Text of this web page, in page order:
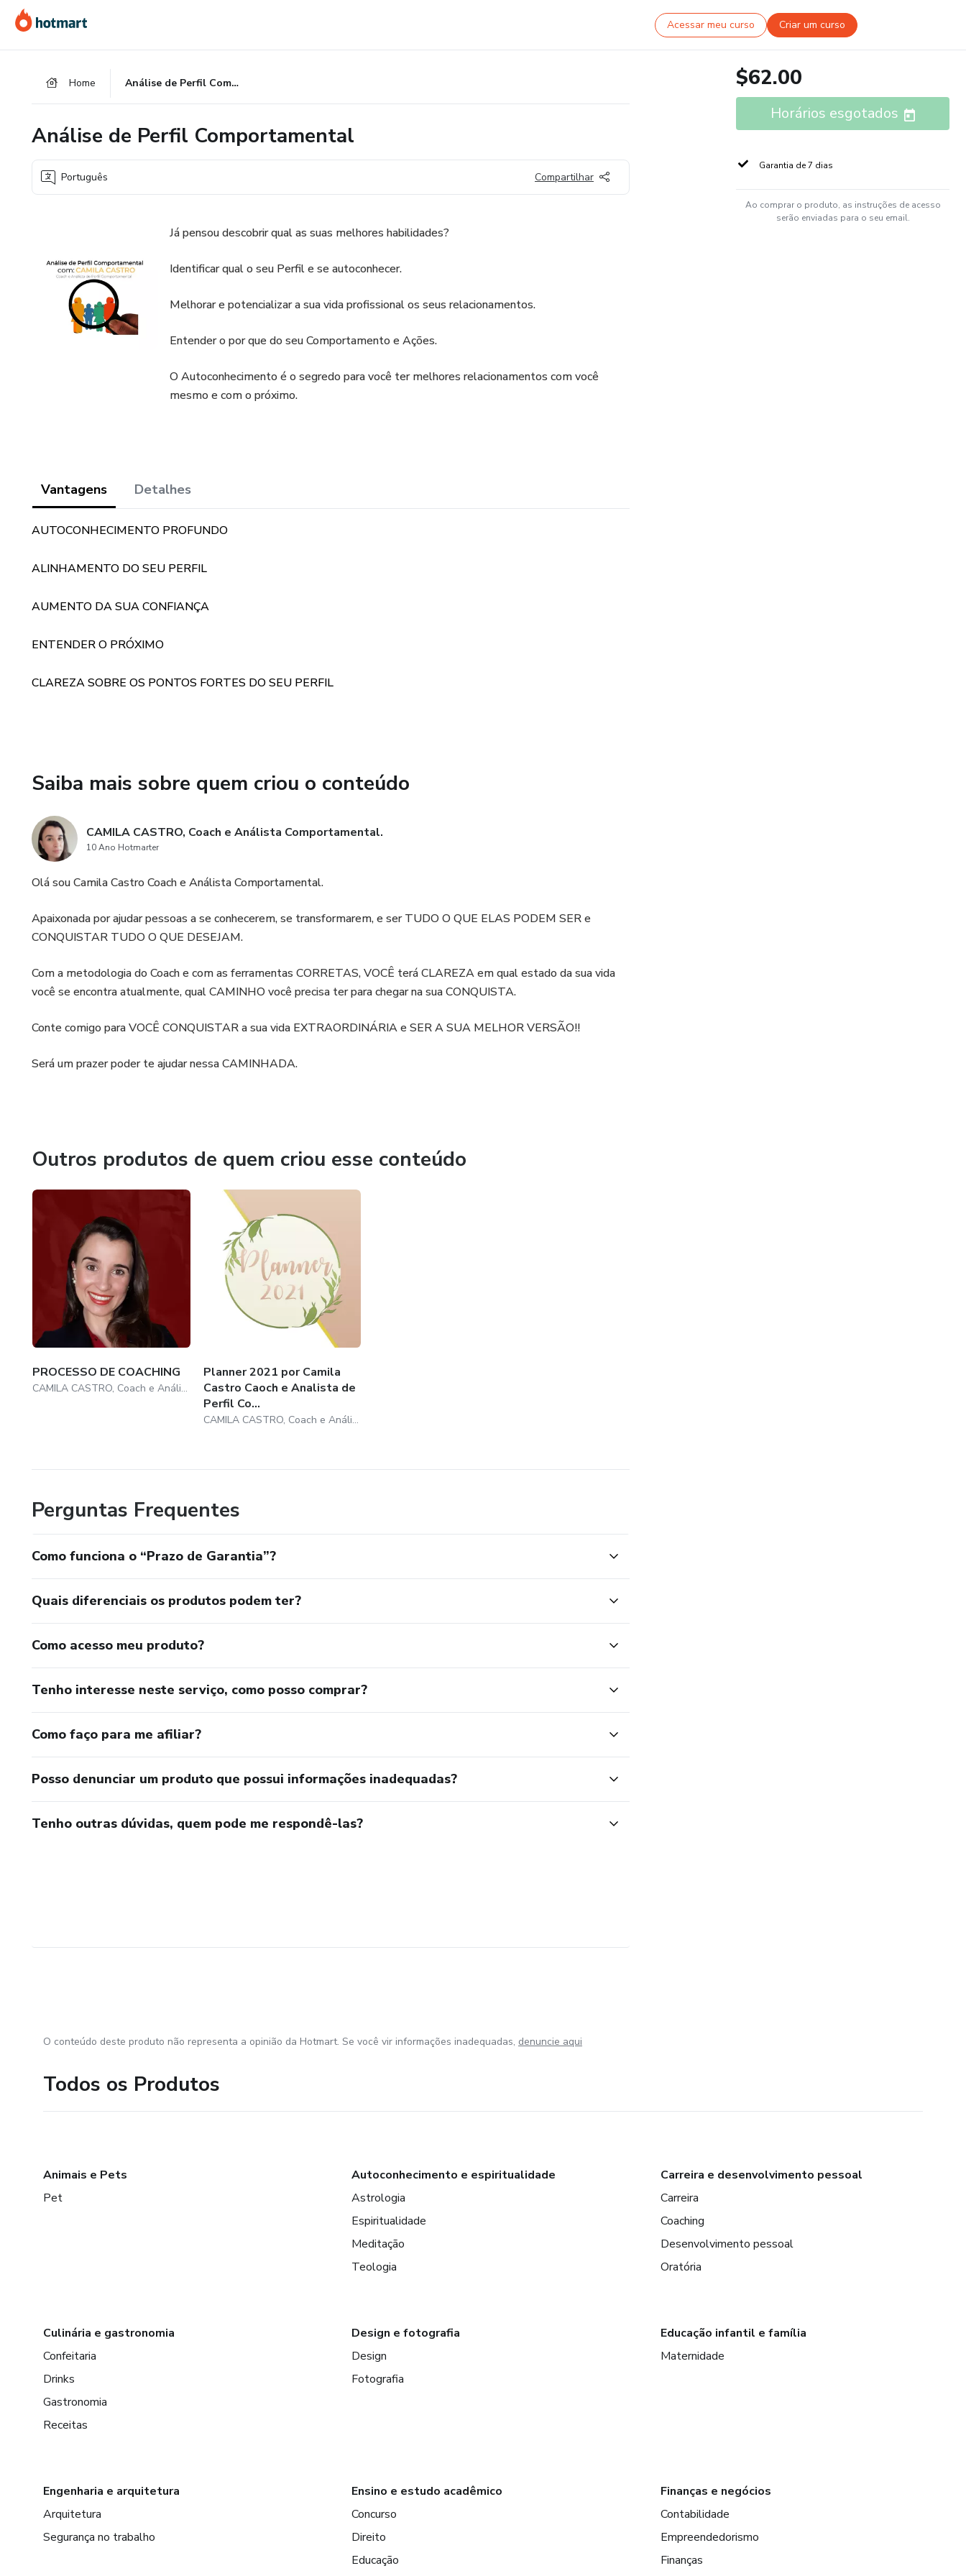
para
o
para
o
para
o
Acessar meu curso Criar um curso
Home Análise de Perfil Comportamental
Análise de Perfil Comportamental
Português Compartilhar
Já pensou descobrir qual as suas melhores habilidades?
Identificar qual o seu Perfil e se autoconhecer.
Melhorar e potencializar a sua vida profissional os seus relacionamentos.
Entender o por que do seu Comportamento e Ações.
O Autoconhecimento é o segredo para você ter melhores relacionamentos com você
mesmo e com o próximo.
Vantagens Detalhes
AUTOCONHECIMENTO PROFUNDO
ALINHAMENTO DO SEU PERFIL
AUMENTO DA SUA CONFIANÇA
ENTENDER O PRÓXIMO
CLAREZA SOBRE OS PONTOS FORTES DO SEU PERFIL
Saiba mais sobre quem criou o conteúdo
CAMILA CASTRO, Coach e Análista Comportamental.
10 Ano Hotmarter
Olá sou Camila Castro Coach e Análista Comportamental.
Apaixonada por ajudar pessoas a se conhecerem, se transformarem, e ser TUDO O QUE ELAS PODEM SER e
CONQUISTAR TUDO O QUE DESEJAM.
Com a metodologia do Coach e com as ferramentas CORRETAS, VOCÊ terá CLAREZA em qual estado da sua vida
você se encontra atualmente, qual CAMINHO você precisa ter para chegar na sua CONQUISTA.
Conte comigo para VOCÊ CONQUISTAR a sua vida EXTRAORDINÁRIA e SER A SUA MELHOR VERSÃO!!
Será um prazer poder te ajudar nessa CAMINHADA.
Outros produtos de quem criou esse conteúdo
PROCESSO DE COACHING
CAMILA CASTRO, Coach e Análista Comportamental.
Planner 2021 por Camila
Castro Caoch e Analista de
Perfil Co...
CAMILA CASTRO, Coach e Análista Comportamental.
Perguntas Frequentes
Como funciona o “Prazo de Garantia”?
Quais diferenciais os produtos podem ter?
Como acesso meu produto?
Tenho interesse neste serviço, como posso comprar?
Como faço para me afiliar?
Posso denunciar um produto que possui informações inadequadas?
Tenho outras dúvidas, quem pode me respondê-las?
$62.00
Horários esgotados
Garantia de 7 dias
Ao comprar o produto, as instruções de acesso
serão enviadas para o seu email.
O conteúdo deste produto não representa a opinião da Hotmart. Se você vir informações inadequadas, denuncie aqui
Todos os Produtos
Animais e Pets
Pet
Autoconhecimento e espiritualidade
Astrologia
Espiritualidade
Meditação
Teologia
Carreira e desenvolvimento pessoal
Carreira
Coaching
Desenvolvimento pessoal
Oratória
Culinária e gastronomia
Confeitaria
Drinks
Gastronomia
Receitas
Design e fotografia
Design
Fotografia
Educação infantil e família
Maternidade
Engenharia e arquitetura
Arquitetura
Segurança no trabalho
Ensino e estudo acadêmico
Concurso
Direito
Educação
Finanças e negócios
Contabilidade
Empreendedorismo
Finanças